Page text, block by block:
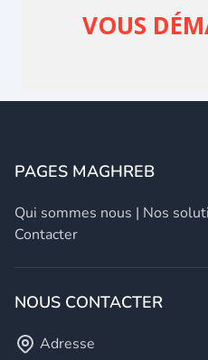
PAGES MAGHREB
Qui sommes nous | Nos
Contacter
NOUS CONTACTER
Adresse